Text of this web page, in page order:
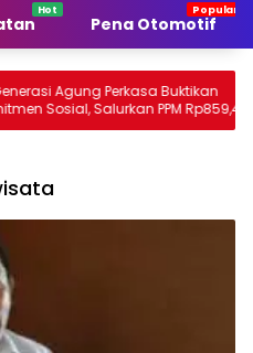
Pena Otomotif
Perkasa Buktikan
PPM Rp859,4
Lingkar